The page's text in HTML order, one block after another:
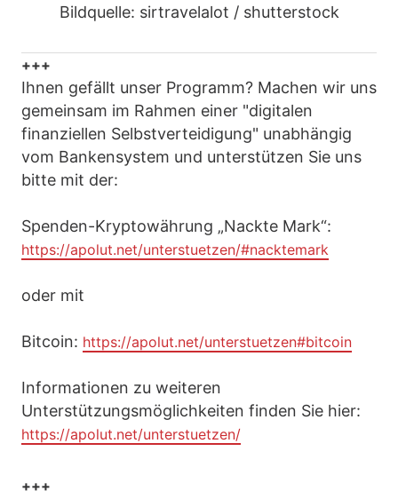
Bildquelle: sirtravelalot / shutterstock
+++
Ihnen gefällt unser Programm? Machen wir uns
gemeinsam im Rahmen einer "digitalen
finanziellen Selbstverteidigung" unabhängig
vom Bankensystem und unterstützen Sie uns
bitte mit der:
Spenden-Kryptowährung „Nackte Mark“:
https://apolut.net/unterstuetzen/#nacktemark
oder mit
Bitcoin: https://apolut.net/unterstuetzen#bitcoin
Informationen zu weiteren
Unterstützungsmöglichkeiten finden Sie hier:
https://apolut.net/unterstuetzen/
+++